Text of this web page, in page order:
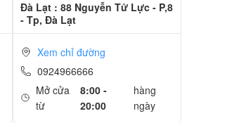
Đà Lạt : 88 Nguyễn Tử Lực - P,8
- Tp, Đà Lạt
Xem chỉ đường
0924966666
Mở cửa
từ
8:00 -
20:00
hàng
ngày